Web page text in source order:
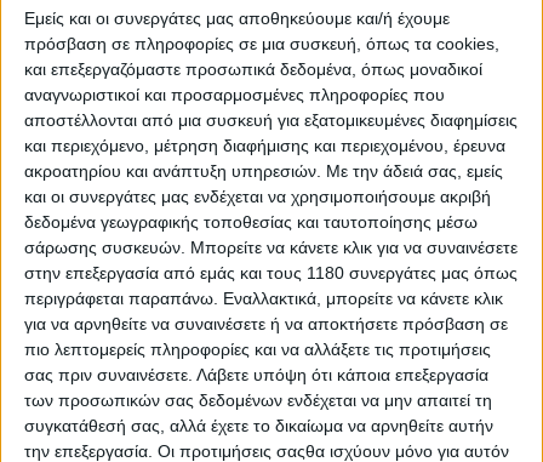
Εμείς και οι συνεργάτες μας αποθηκεύουμε και/ή έχουμε
πρόσβαση σε πληροφορίες σε μια συσκευή, όπως τα cookies,
και επεξεργαζόμαστε προσωπικά δεδομένα, όπως μοναδικοί
αναγνωριστικοί και προσαρμοσμένες πληροφορίες που
αποστέλλονται από μια συσκευή για εξατομικευμένες διαφημίσεις
και περιεχόμενο, μέτρηση διαφήμισης και περιεχομένου, έρευνα
ακροατηρίου και ανάπτυξη υπηρεσιών. Με την άδειά σας, εμείς
και οι συνεργάτες μας ενδέχεται να χρησιμοποιήσουμε ακριβή
δεδομένα γεωγραφικής τοποθεσίας και ταυτοποίησης μέσω
σάρωσης συσκευών. Μπορείτε να κάνετε κλικ για να συναινέσετε
στην επεξεργασία από εμάς και τους 1180 συνεργάτες μας όπως
περιγράφεται παραπάνω. Εναλλακτικά, μπορείτε να κάνετε κλικ
για να αρνηθείτε να συναινέσετε ή να αποκτήσετε πρόσβαση σε
πιο λεπτομερείς πληροφορίες και να αλλάξετε τις προτιμήσεις
σας πριν συναινέσετε. Λάβετε υπόψη ότι κάποια επεξεργασία
των προσωπικών σας δεδομένων ενδέχεται να μην απαιτεί τη
συγκατάθεσή σας, αλλά έχετε το δικαίωμα να αρνηθείτε αυτήν
την επεξεργασία. Οι προτιμήσεις σαςθα ισχύουν μόνο για αυτόν
Επικαιρότητα 11/9/2025
Royal Enfield One Ride 2025 - Και στην Ελλάδα στις
21 Σεπτεμβρίου το παγκόσμιο event της RE
Το One Ride, η παγκόσμια βόλτα της Royal Enfield θα
πραγματοποιηθεί και φέτος, στις 21 Σεπτεμβρίου, με την
Ελλάδα να είναι ανάμεσα στις 60 χώρες που θα συμμετέχουν
στο event. Η Royal Enfield Hellas...